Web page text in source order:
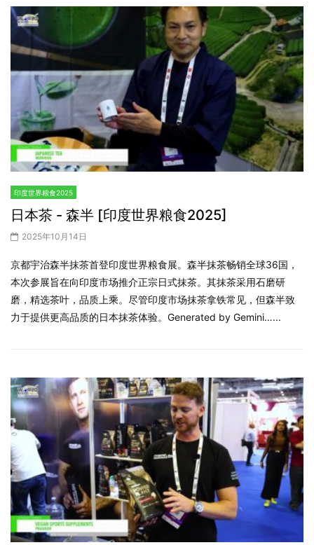
印度世界粮食2025
日本茶 - 森半 [印度世界粮食2025]
2025年10月14日
京都宇治森半抹茶首登印度世界粮食展。森半抹茶畅销全球36国，
本次参展旨在向印度市场推介正宗日式抹茶。其抹茶采用石磨研
磨，精选茶叶，品质上乘。尽管印度市场抹茶拿铁常见，但森半致
力于提供更高品质的日本抹茶体验。Generated by Gemini…...